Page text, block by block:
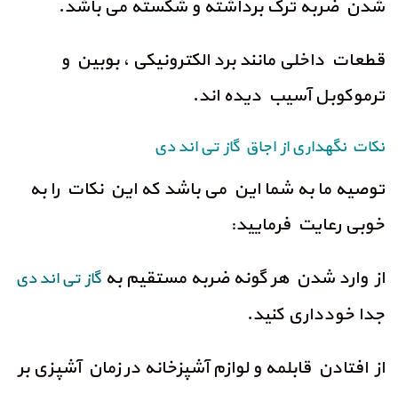
شدن ضربه ترک برداشته و شکسته می باشد.
قطعات داخلی مانند برد الکترونیکی ، بوبین و
ترموکوبل آسیب دیده اند.
نکات نگهداری از اجاق گاز تی اند دی
توصیه ما به شما این می باشد که این نکات را به
خوبی رعایت فرمایید:
از وارد شدن هر گونه ضربه مستقیم به گاز تی اند دی
جدا خودداری کنید.
از افتادن قابلمه و لوازم آشپزخانه در زمان آشپزی بر